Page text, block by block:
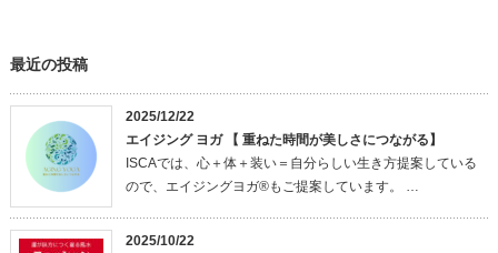
最近の投稿
2025/12/22
エイジング ヨガ 【 重ねた時間が美しさにつながる】
ISCAでは、心＋体＋装い＝自分らしい生き方提案している
ので、エイジングヨガ®もご提案しています。 …
2025/10/22